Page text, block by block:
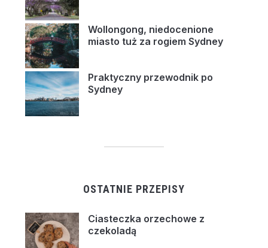
Wollongong, niedocenione
miasto tuż za rogiem Sydney
Praktyczny przewodnik po
Sydney
OSTATNIE PRZEPISY
Ciasteczka orzechowe z
czekoladą